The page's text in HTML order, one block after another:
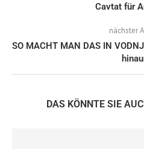
Cavtat für
nächster
SO MACHT MAN DAS IN
DAS KÖNNTE SIE